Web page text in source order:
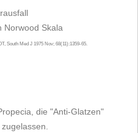
Norwood Skala
South Med J 1975 Nov; 68(11):1359-65.
die "Anti-Glatzen"